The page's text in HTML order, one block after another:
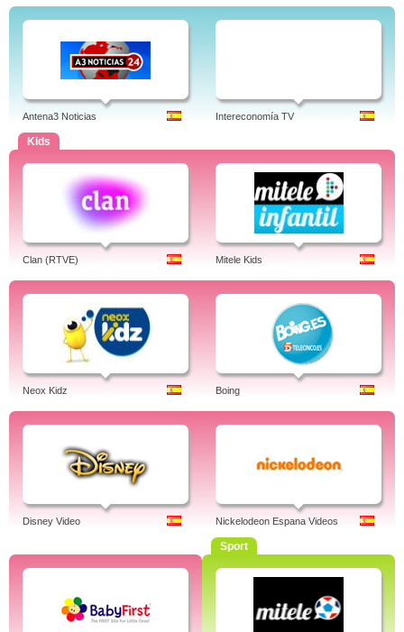
Antena3 Noticias Intereconomía TV
Kids
Clan (RTVE) Mitele Kids
Neox Kidz Boing
Disney Video Nickelodeon Espana Videos
Sport